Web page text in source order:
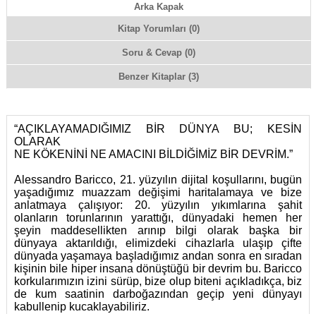
Arka Kapak
Kitap Yorumları (0)
Soru & Cevap (0)
Benzer Kitaplar (3)
“AÇIKLAYAMADIĞIMIZ BİR DÜNYA BU; KESİN
OLARAK
NE KÖKENİNİ NE AMACINI BİLDİĞİMİZ BİR DEVRİM.”
Alessandro Baricco, 21. yüzyılın dijital koşullarını, bugün
yaşadığımız muazzam değişimi haritalamaya ve bize
anlatmaya çalışıyor: 20. yüzyılın yıkımlarına şahit
olanların torunlarının yarattığı, dünyadaki hemen her
şeyin maddesellikten arınıp bilgi olarak başka bir
dünyaya aktarıldığı, elimizdeki cihazlarla ulaşıp çifte
dünyada yaşamaya başladığımız andan sonra en sıradan
kişinin bile hiper insana dönüştüğü bir devrim bu. Baricco
korkularımızın izini sürüp, bize olup biteni açıkladıkça, biz
de kum saatinin darboğazından geçip yeni dünyayı
kabullenip kucaklayabiliriz.